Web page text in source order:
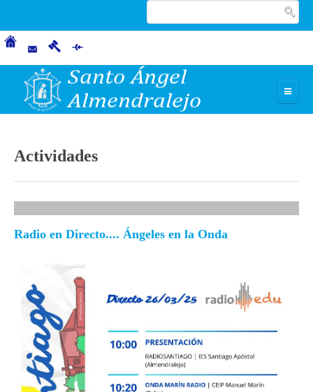
CARISMA
Misión, Visión y Valores
Presentación
Ubicación
Niveles educativos
Servicios
Instalaciones
Actividades
Radio en Directo.... Ángeles en la Onda